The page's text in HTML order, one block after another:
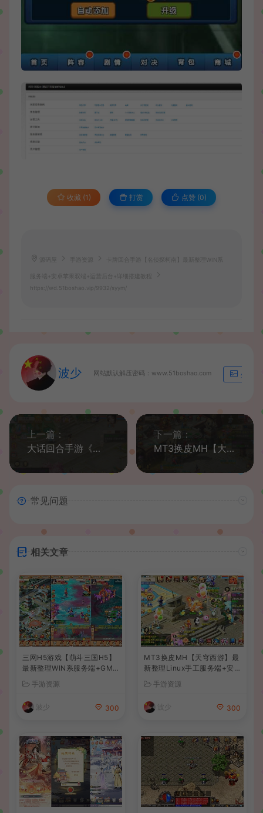
收藏 (1) 打赏 点赞 (0)
手游资源 卡牌回合手游【名侦探柯南】最新整理WIN系
服务端+安卓苹果双端+运营后台+详细搭建教程
https://wd.51boshao.vip/9932/syym/
波少 网站默认解压密码：www.51boshao.com 生成海
上一篇：
大话回合手游《精品西游之幽梦大话》最新整理WIN系服务端+安卓+代理后台+详细搭建教程
下一篇：
MT3换皮MH【大唐西行记】最新整理经典Linux手工服务端+源码+安卓苹果双端+GM后台+详细搭建教程
常见问题
相关文章
三网H5游戏【萌斗三国H5】
最新整理WIN系服务端+GM
后台+详细搭建教程
手游资源
波少 300
MT3换皮MH【天穹西游】最
新整理Linux手工服务端+安
卓苹果双端+GM后台+详细搭
建教程+全套源码+视频教程
手游资源
波少 300